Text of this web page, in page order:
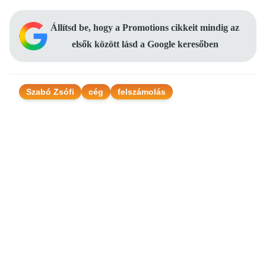
Állítsd be, hogy a Promotions cikkeit mindig az
elsők között lásd a Google keresőben
Szabó Zsófi cég felszámolás